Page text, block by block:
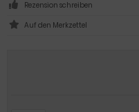
Rezension schreiben